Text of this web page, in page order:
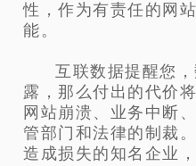
性，作为有责任的网
能。
互联数据提醒您
露，那么付出的代价
网站崩溃、业务中断
管部门和法律的制裁
造成损失的知名企业